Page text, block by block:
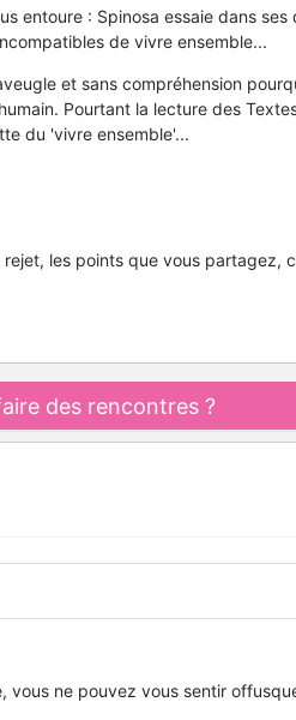
entoure : Spinosa essaie dans ses
de vivre ensemble...
et sans compréhension
Pourtant la lecture des
du 'vivre ensemble'...
les points que vous partagez,
des rencontres ?
vous ne pouvez vous sentir